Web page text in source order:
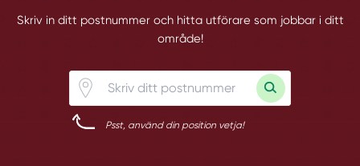
Skriv in ditt postnummer och hitta utförare som jobbar i ditt
område!
Psst, använd din position vetja!